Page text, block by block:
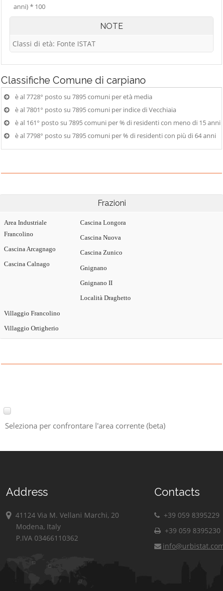
anni) * 100
NOTE
Classi di età: Fonte ISTAT
Classifiche Comune di carpiano
è al 7728° posto su 7895 comuni per età media
è al 7801° posto su 7895 comuni per indice di Vecchiaia
è al 161° posto su 7895 comuni per % di residenti con meno di 15 anni
è al 7798° posto su 7895 comuni per % di residenti con più di 64 anni
Frazioni
Area Industriale
Francolino
Cascina Arcagnago
Cascina Calnago
Cascina Longora
Cascina Nuova
Cascina Zunico
Gnignano
Gnignano II
Località Draghetto
Villaggio Francolino
Villaggio Ortigherio
Seleziona per confrontare l'area corrente (beta)
Address
41124 Via M. Vellani Marchi, 20
Modena, Italy
P.IVA 03466110362
Contacts
+39 059 8395229
+39 059 8395230